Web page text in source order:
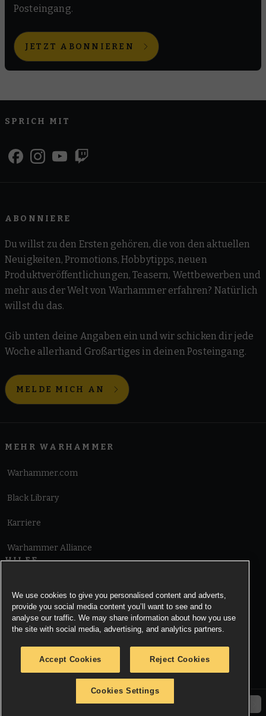
Posteingang.
JETZT ABONNIEREN
SPRICH MIT
ABONNIERE
Du willst zu den Ersten gehören, die von den aktuellen
Neuigkeiten, Promotions, Hobbytipps, neuen
Produktveröffentlichungen, Teasern, Wettbewerben und
mehr aus der Welt von Warhammer erfahren? Natürlich
willst du das.
Gib unten deine Angaben ein und wir schicken dir jede
Woche allerhand Großartiges in deinen Posteingang.
MELDE MICH AN
MEHR WARHAMMER
Warhammer.com
Black Library
Karriere
Warhammer Alliance
HILFE
Informationen zu Cookies
© Copyright Games Workshop Limited 2026.
We use cookies to give you personalised content and adverts,
provide you social media content you’ll want to see and to
analyse our traffic. We may share information about how you use
the site with social media, advertising, and analytics partners.
Accept Cookies Reject Cookies
Cookies Settings